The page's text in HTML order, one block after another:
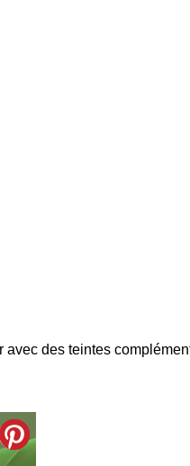
des teintes